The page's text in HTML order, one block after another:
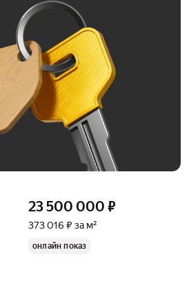
23 500 000 ₽
373 016 ₽ за м²
онлайн показ